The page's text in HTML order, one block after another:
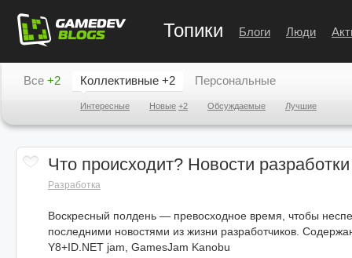
Топики Блоги Люди
Все +2 Коллективные +2
Интересные Новые +2 Обсуждаемые Лучшие
Персональные
Что происходит? Новости разработки
Разработка
Воскресный полдень — превосходное время, чтобы
последними новостями из жизни разработчиков.
Y8+ID.NET jam, GamesJam Kanobu